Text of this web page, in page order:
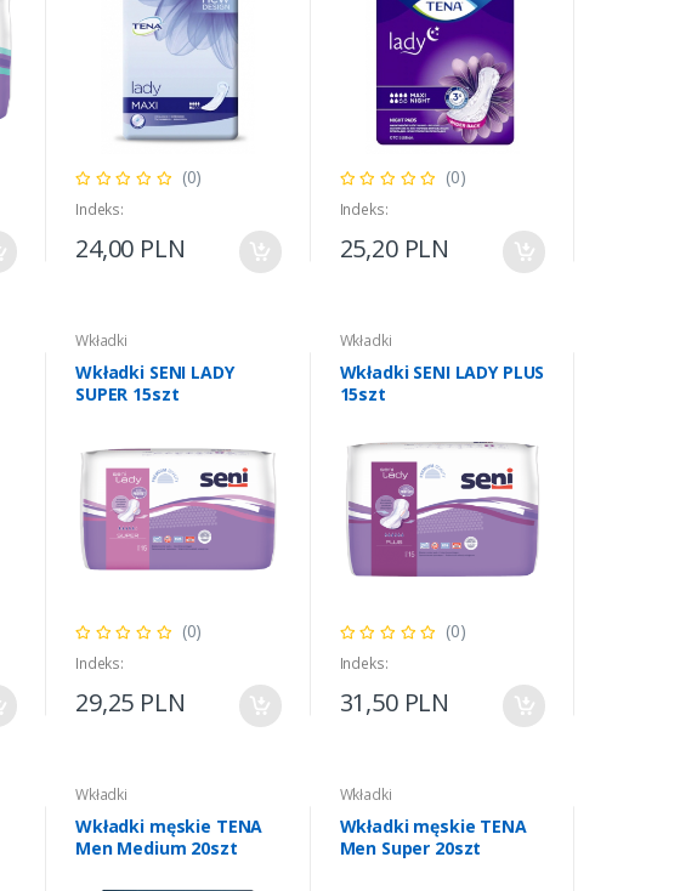
(0)
Indeks:
24,00 PLN
(0)
Indeks:
25,20 PLN
Wkładki
Wkładki SENI LADY
SUPER 15szt
(0)
Indeks:
29,25 PLN
Wkładki
Wkładki SENI LADY PLUS
15szt
(0)
Indeks:
31,50 PLN
Wkładki
Wkładki męskie TENA
Men Medium 20szt
Wkładki
Wkładki męskie TENA
Men Super 20szt